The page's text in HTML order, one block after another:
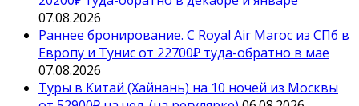
07.08.2026
Раннее бронирование. С Royal Air Maroc из СПб в
Европу и Тунис от 22700₽ туда-обратно в мае
07.08.2026
Туры в Китай (Хайнань) на 10 ночей из Москвы